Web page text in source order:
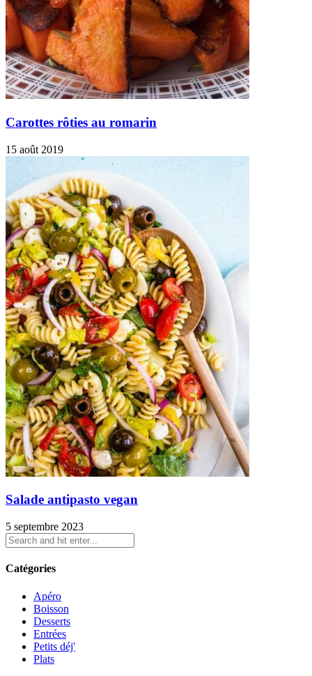
Carottes rôties au romarin
15 août 2019
Salade antipasto vegan
5 septembre 2023
Catégories
Apéro
Boisson
Desserts
Entrées
Petits déj'
Plats